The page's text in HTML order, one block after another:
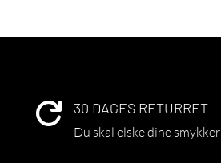
 30 DAGES RETURRET
Du skal elske dine smykker